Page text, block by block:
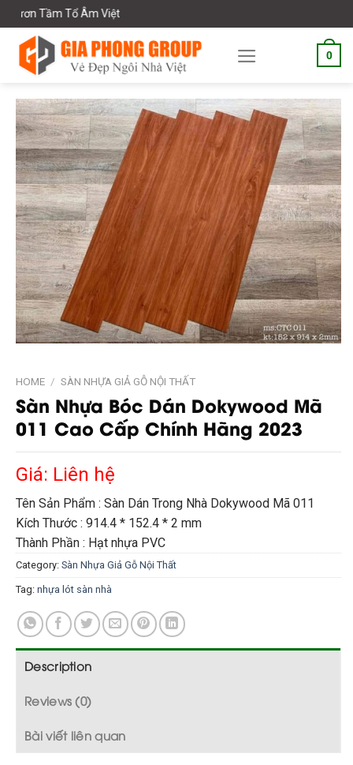
Skip
to
content
Tầm Tổ Âm Việt
0
HOME / SÀN NHỰA GIẢ GỖ NỘI THẤT
Sàn Nhựa Bóc Dán Dokywood Mã
011 Cao Cấp Chính Hãng 2023
Giá: Liên hệ
Tên Sản Phẩm : Sàn Dán Trong Nhà Dokywood Mã 011
Kích Thước : 914.4 * 152.4 * 2 mm
Thành Phần : Hạt nhựa PVC
Category: Sàn Nhựa Giả Gỗ Nội Thất
Tag: nhựa lót sàn nhà
Description
Reviews (0)
Bài viết liên quan